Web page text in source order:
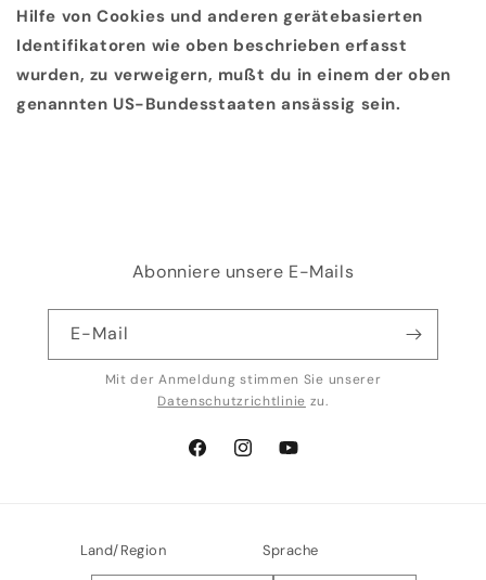
Hilfe von Cookies und anderen gerätebasierten
Identifikatoren wie oben beschrieben erfasst
wurden, zu verweigern, mußt du in einem der oben
genannten US-Bundesstaaten ansässig sein.
Abonniere unsere E-Mails
E-Mail
Mit der Anmeldung stimmen Sie unserer
Datenschutzrichtlinie zu.
FacebookInstagramYouTube
Land/Region Sprache